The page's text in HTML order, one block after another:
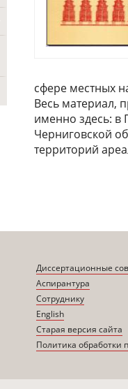
сфере местных
Весь материал,
именно здесь: в
Черниговской
территорий
Диссертационные
Аспирантура
Сотруднику
English
Старая версия сайта
Политика обработки